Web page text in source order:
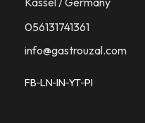
056131741361​
info@gastrouzal.com
FB LN IN YT PI